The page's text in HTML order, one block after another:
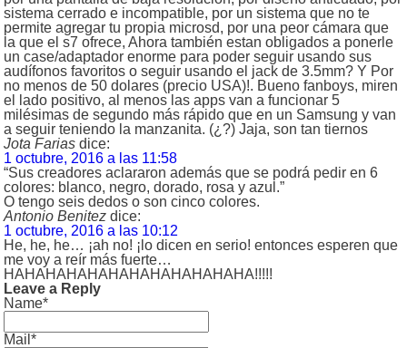
sistema cerrado e incompatible, por un sistema que no te
permite agregar tu propia microsd, por una peor cámara que
la que el s7 ofrece, Ahora también estan obligados a ponerle
un case/adaptador enorme para poder seguir usando sus
audífonos favoritos o seguir usando el jack de 3.5mm? Y Por
no menos de 50 dolares (precio USA)!. Bueno fanboys, miren
el lado positivo, al menos las apps van a funcionar 5
milésimas de segundo más rápido que en un Samsung y van
a seguir teniendo la manzanita. (¿?) Jaja, son tan tiernos
Jota Farias dice:
1 octubre, 2016 a las 11:58
“Sus creadores aclararon además que se podrá pedir en 6
colores: blanco, negro, dorado, rosa y azul.”
O tengo seis dedos o son cinco colores.
Antonio Benitez dice:
1 octubre, 2016 a las 10:12
He, he, he… ¡ah no! ¡lo dicen en serio! entonces esperen que
me voy a reír más fuerte…
HAHAHAHAHAHAHAHAHAHAHAHA!!!!!
Leave a Reply
Name*
Mail*